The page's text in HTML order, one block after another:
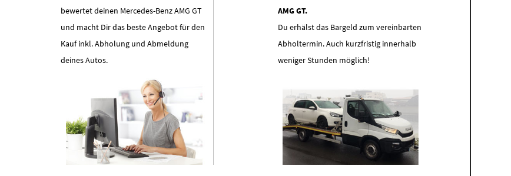
bewertet deinen Mercedes-Benz AMG GT
und macht Dir das beste Angebot für den
Kauf inkl. Abholung und Abmeldung
deines Autos.
AMG GT.
Du erhälst das Bargeld zum vereinbarten
Abholtermin. Auch kurzfristig innerhalb
weniger Stunden möglich!